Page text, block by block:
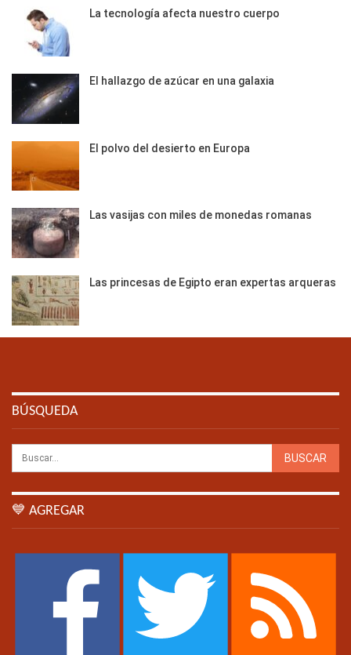
La tecnología afecta nuestro cuerpo
El hallazgo de azúcar en una galaxia
El polvo del desierto en Europa
Las vasijas con miles de monedas romanas
Las princesas de Egipto eran expertas arqueras
BÚSQUEDA
💙 AGREGAR